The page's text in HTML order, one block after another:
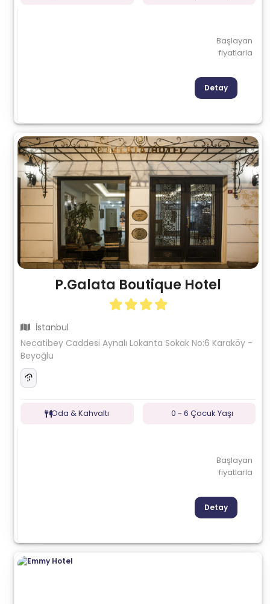
Başlayan
fiyatlarla
Detay
P.Galata Boutique Hotel
İstanbul
Necatibey Caddesi Aynalı Lokanta Sokak No:6 Karaköy -
Beyoğlu
Oda & Kahvaltı 0 - 6 Çocuk Yaşı
Başlayan
fiyatlarla
Detay